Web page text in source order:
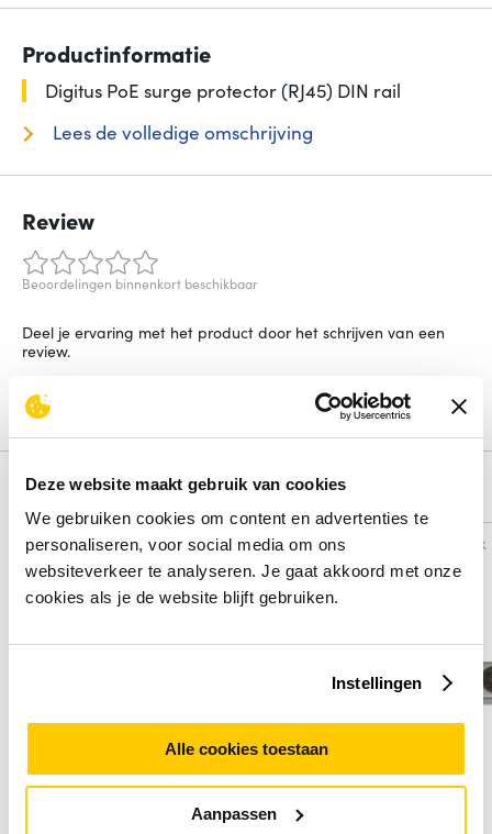
Deze website maakt gebruik van cookies
We gebruiken cookies om content en advertenties te
personaliseren, voor social media om ons
websiteverkeer te analyseren. Je gaat akkoord met onze
cookies als je de website blijft gebruiken.
Instellingen
Alle cookies toestaan
Aanpassen
Productinformatie
Digitus PoE surge protector (RJ45) DIN rail
Lees de volledige omschrijving
Review
Beoordelingen binnenkort beschikbaar
Deel je ervaring met het product door het schrijven van een
review.
Schrijf een review
Alternatieven
Vergelijk Vergelijk